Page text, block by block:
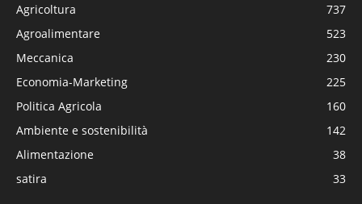
Agricoltura
737
Agroalimentare
523
Meccanica
230
Economia-Marketing
225
Politica Agricola
160
Ambiente e sostenibilità
142
Alimentazione
38
satira
33